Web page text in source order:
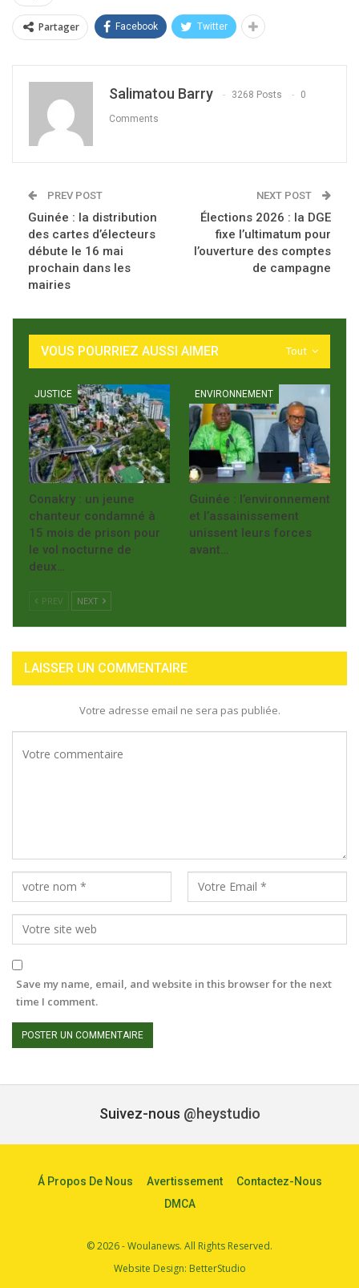
Partager Facebook Twitter
Salimatou Barry 3268 Posts 0
Comments
PREV POST
Guinée : la distribution
des cartes d’électeurs
débute le 16 mai
prochain dans les
mairies
NEXT POST
Élections 2026 : la DGE
fixe l’ultimatum pour
l’ouverture des comptes
de campagne
Tout
VOUS POURRIEZ AUSSI AIMER
JUSTICE
Conakry : un jeune
chanteur condamné à
15 mois de prison pour
le vol nocturne de
deux…
ENVIRONNEMENT
Guinée : l’environnement
et l’assainissement
unissent leurs forces
avant…
PREV NEXT
LAISSER UN COMMENTAIRE
Votre adresse email ne sera pas publiée.
Save my name, email, and website in this browser for the next
time I comment.
Suivez-nous @heystudio
Á Propos De Nous Avertissement
Contactez-Nous
DMCA
© 2026 - Woulanews. All Rights Reserved.
Website Design: BetterStudio